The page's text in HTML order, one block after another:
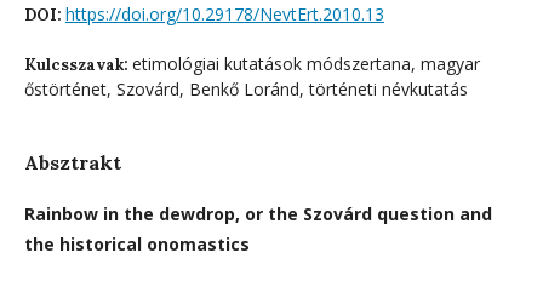
DOI: https://doi.org/10.29178/NevtErt.2010.13
Kulcsszavak: etimológiai kutatások módszertana, magyar
őstörténet, Szovárd, Benkő Loránd, történeti névkutatás
Absztrakt
Rainbow in the dewdrop, or the Szovárd question and
the historical onomastics